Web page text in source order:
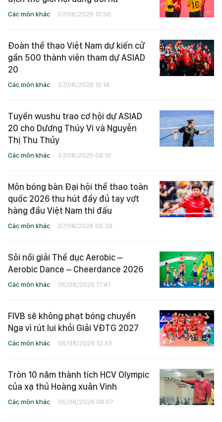
Các môn khác 07/08/2026 10:50
Đoàn thể thao Việt Nam dự kiến cử
gần 500 thành viên tham dự ASIAD
20
Các môn khác 07/08/2026 10:14
Tuyển wushu trao cơ hội dự ASIAD
20 cho Dương Thúy Vi và Nguyễn
Thị Thu Thủy
Các môn khác 07/08/2026 08:10
Môn bóng bàn Đại hội thể thao toàn
quốc 2026 thu hút đầy đủ tay vợt
hàng đầu Việt Nam thi đấu
Các môn khác 07/08/2026 06:39
Sôi nổi giải Thể dục Aerobic –
Aerobic Dance – Cheerdance 2026
Các môn khác 06/08/2026 17:41
FIVB sẽ không phạt bóng chuyền
Nga vì rút lui khỏi Giải VĐTG 2027
Các môn khác 06/08/2026 12:33
Tròn 10 năm thành tích HCV Olympic
của xạ thủ Hoàng xuân Vinh
Các môn khác 06/08/2026 08:07